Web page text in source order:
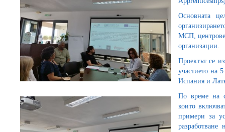
Основната
МСП, центрове
организации.
Проектът се
участието на
Испания и
По време на
които
примери за